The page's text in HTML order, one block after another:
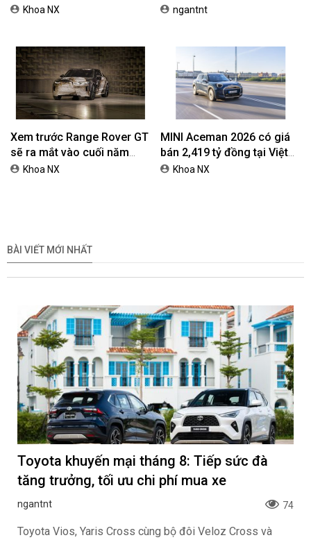
EREV dự kiến giá dưới 3 tỷ
Khoa NX
chính hãng lên tới 10 năm
ngantnt
Xem trước Range Rover GT
sẽ ra mắt vào cuối năm
2026Khoa NX
MINI Aceman 2026 có giá
bán 2,419 tỷ đồng tại Việt
NamKhoa NX
BÀI VIẾT MỚI NHẤT
Toyota khuyến mại tháng 8: Tiếp sức đà
tăng trưởng, tối ưu chi phí mua xe
ngantnt 74
Toyota Vios, Yaris Cross cùng bộ đôi Veloz Cross và